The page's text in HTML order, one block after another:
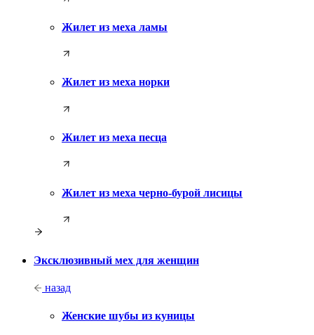
Жилет из меха ламы
Жилет из меха норки
Жилет из меха песца
Жилет из меха черно-бурой лисицы
Эксклюзивный мех для женщин
назад
Женские шубы из куницы